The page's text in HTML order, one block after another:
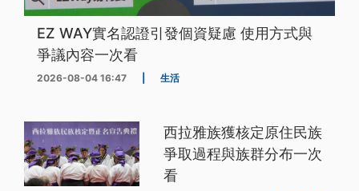
EZ WAY實名認證引發個資疑慮 使用方式與
爭議內容一次看
2026-08-04 16:47 生活
西拉雅族獲核定原住民族
爭取過程與族群分布一次
看